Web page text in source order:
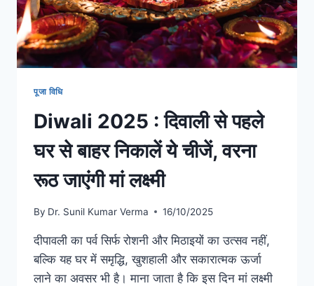
पूजा विधि
Diwali 2025 : दिवाली से पहले
घर से बाहर निकालें ये चीजें, वरना
रूठ जाएंगी मां लक्ष्मी
By Dr. Sunil Kumar Verma 16/10/2025
दीपावली का पर्व सिर्फ रोशनी और मिठाइयों का उत्सव नहीं,
बल्कि यह घर में समृद्धि, खुशहाली और सकारात्मक ऊर्जा
लाने का अवसर भी है। माना जाता है कि इस दिन मां लक्ष्मी